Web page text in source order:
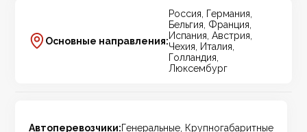
Основные направления:
Россия, Германия,
Бельгия, Франция,
Испания, Австрия,
Чехия, Италия,
Голландия,
Люксембург
Автоперевозчики:Генеральные, Крупногабаритные